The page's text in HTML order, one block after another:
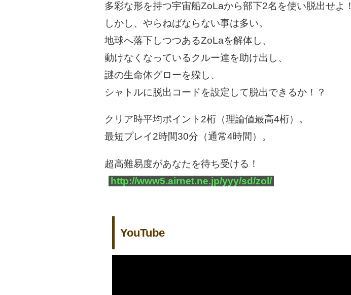
多彩な形を持つ宇宙船ZoLaから部下2名を使い脱出せよ！
しかし、やらねばならない事は多い。
地球へ落下しつつあるZoLaを解体し、
動けなくなっているクルー達を助け出し、
謎の生命体グローを躱し、
シャトルに脱出コードを設定して脱出できるか！？
クリア時平均ポイント2桁（理論値最高4桁）。
最短プレイ2時間30分（通常4時間）。
超高難易度があなたを待ち受ける！
http://www5.airnet.ne.jp/yyy/sd/zol/
YouTube